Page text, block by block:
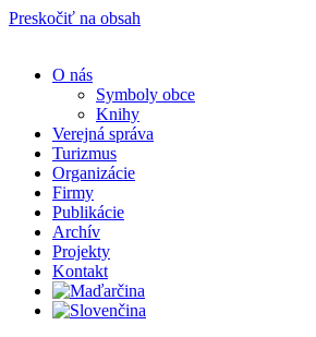
Preskočiť na obsah
O nás
Symboly obce
Knihy
Verejná správa
Turizmus
Organizácie
Firmy
Publikácie
Archív
Projekty
Kontakt